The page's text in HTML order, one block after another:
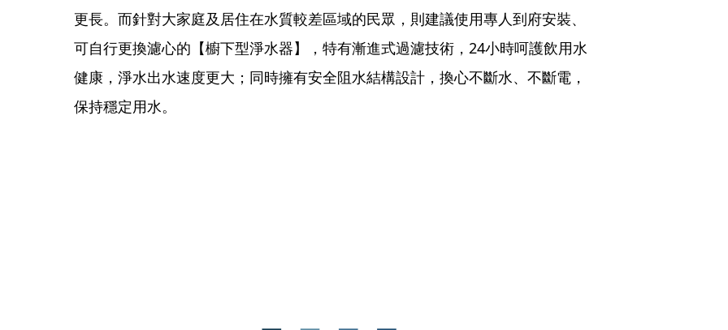
更長。而針對大家庭及居住在水質較差區域的民眾，則建議使用專人到府安裝、
可自行更換濾心的【櫥下型淨水器】，特有漸進式過濾技術，24小時呵護飲用水
健康，淨水出水速度更大；同時擁有安全阻水結構設計，換心不斷水、不斷電，
保持穩定用水。